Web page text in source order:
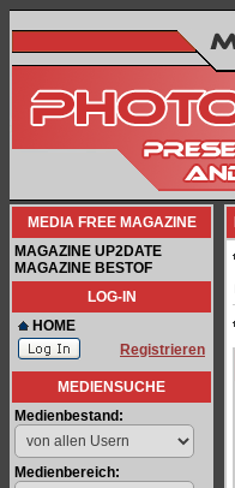
MEDIA FREE MAGAZINE
MAGAZINE UP2DATE
MAGAZINE BESTOF
LOG-IN
HOME
Registrieren
MEDIENSUCHE
Medienbestand:
Medienbereich: